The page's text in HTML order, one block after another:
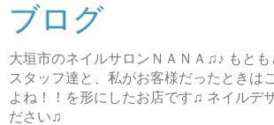
ブログ
大垣市のネイルサロンＮＡＮＡ♫♪ もとも
スタッフ達と、私がお客様だったときは
よね！！を形にしたお店です♫ ネイルデ
ださい♫